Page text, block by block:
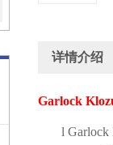
详情介绍
Garlock
l Garlock